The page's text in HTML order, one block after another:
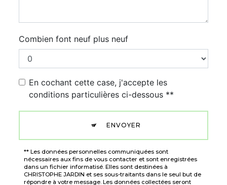
Combien font neuf plus neuf
En cochant cette case, j'accepte les
conditions particulières ci-dessous **
ENVOYER
** Les données personnelles communiquées sont
nécessaires aux fins de vous contacter et sont enregistrées
dans un fichier informatisé. Elles sont destinées à
CHRISTOPHE JARDIN et ses sous-traitants dans le seul but de
répondre à votre message. Les données collectées seront